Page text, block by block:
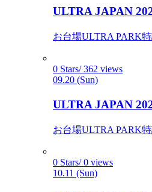
ULTRA JAPAN
お台場ULTRA PARK
0 Stars/ 362 views
09.20 (Sun)
ULTRA JAPAN
お台場ULTRA PARK
0 Stars/ 0 views
10.11 (Sun)